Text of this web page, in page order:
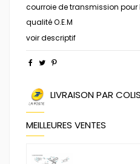
courroie de transmission pour
qualité O.E.M
voir descriptif
LIVRAISON PAR
MEILLEURES VENTES